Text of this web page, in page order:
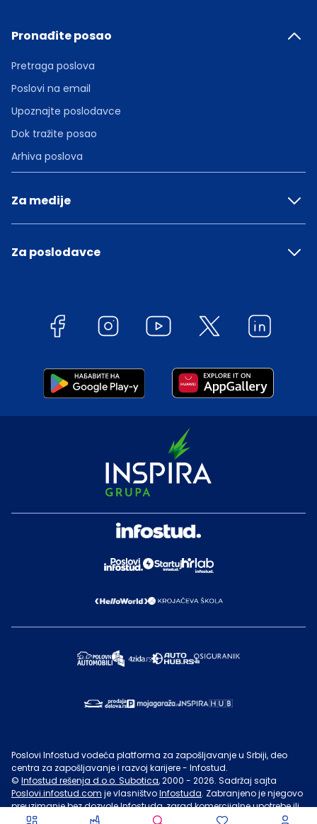
Pronađite posao
Pretraga poslova
Poslovi na email
Upoznajte poslodavce
Dok tražite posao
Arhiva poslova
Za medije
Za poslodavce
Poslovi Infostud vodeća platforma za zapošljavanje u Srbiji, deo
centra za zapošljavanje i razvoj karijere - Infostud.
© Infostud rešenja d.o.o. Subotica, 2000 - 2026. Sadržaj sajta
Poslovi.infostud.com je vlasništvoInfostuda. Zabranjeno je njegovo
preuzimanje bez dozvoleInfostuda, zarad komercijalne upotrebe ili
u druge svrhe, osim za lične potrebe posetilaca sajta.